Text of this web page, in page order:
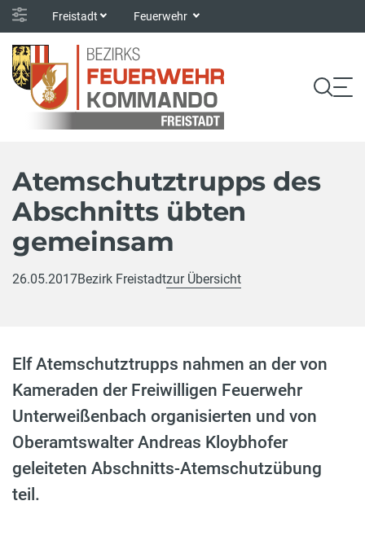
Freistadt Feuerwehr
Atemschutztrupps des
Abschnitts übten
gemeinsam
26.05.2017Bezirk Freistadtzur Übersicht
Elf Atemschutztrupps nahmen an der von
Kameraden der Freiwilligen Feuerwehr
Unterweißenbach organisierten und von
Oberamtswalter Andreas Kloybhofer
geleiteten Abschnitts-Atemschutzübung
teil.